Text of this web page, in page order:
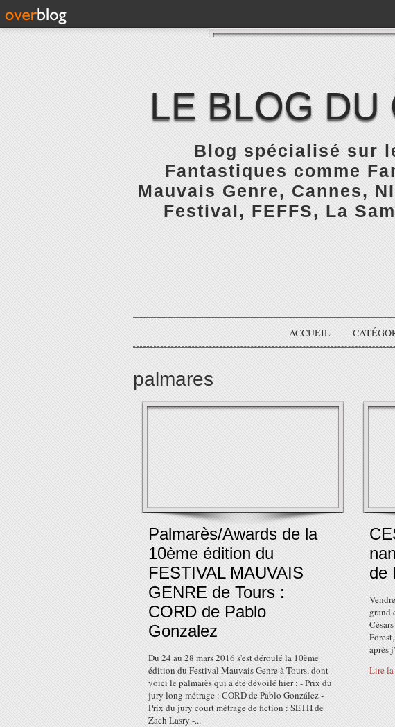
LE BLOG DU
Blog spécialisé sur
Fantastiques comme
Mauvais Genre, Cannes,
Festival, FEFFS, La
ACCUEIL
palmares
Palmarès/Awards de la
10ème édition du
FESTIVAL MAUVAIS
GENRE de Tours :
CORD de Pablo
Gonzalez
Du 24 au 28 mars 2016 s'est déroulé la 10ème
édition du Festival Mauvais Genre à Tours, dont
voici le palmarès qui a été dévoilé hier : - Prix du
jury long métrage : CORD de Pablo González -
Prix du jury court métrage de fiction : SETH de
Zach Lasry -...
de
grand
après
Lire